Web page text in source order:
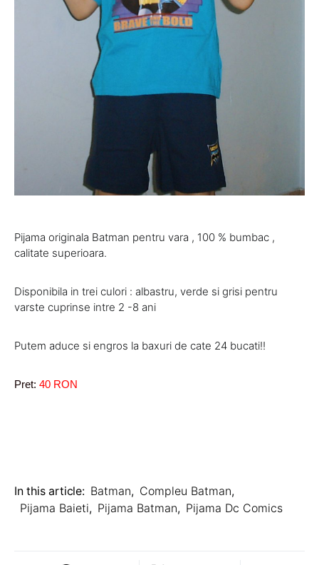
Pijama originala Batman pentru vara , 100 % bumbac ,
calitate superioara.
Disponibila in trei culori : albastru, verde si grisi pentru
varste cuprinse intre 2 -8 ani
Putem aduce si engros la baxuri de cate 24 bucati!!
Pret: 40 RON
In this article: Batman, Compleu Batman,
Pijama Baieti, Pijama Batman, Pijama Dc Comics